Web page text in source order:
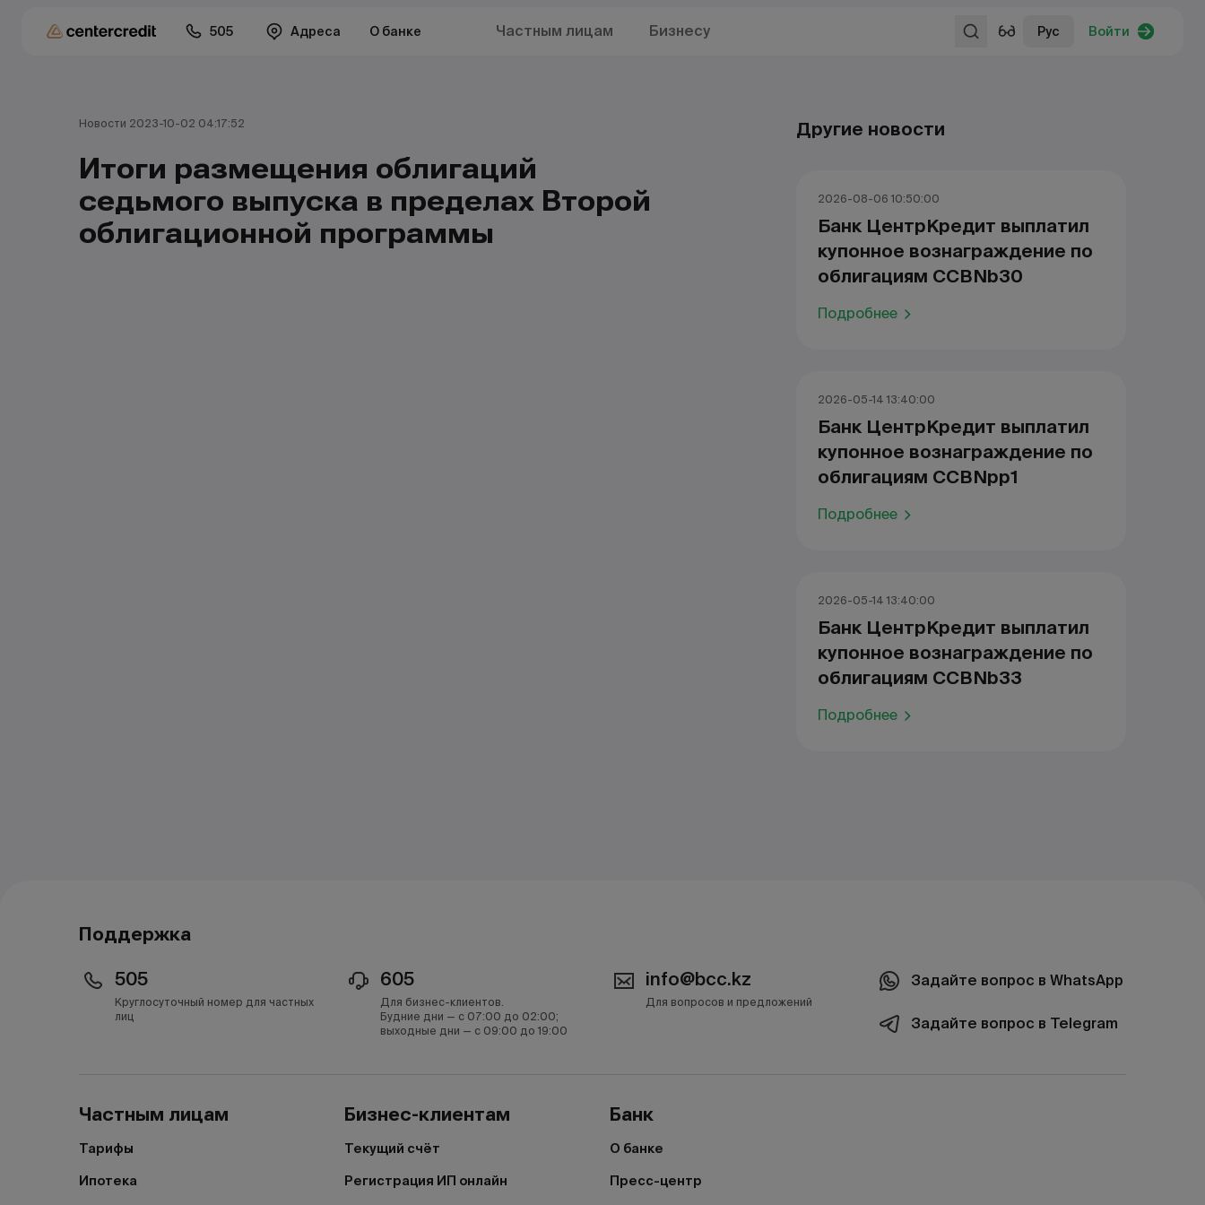
505 Адреса О банке Частным лицам Бизнесу Рус Войти
Новости 2023-10-02 04:17:52
Итоги размещения облигаций
седьмого выпуска в пределах Второй
облигационной программы
Другие новости
2026-08-06 10:50:00
Банк ЦентрКредит выплатил
купонное вознаграждение по
облигациям CCBNb30
Подробнее
2026-05-14 13:40:00
Банк ЦентрКредит выплатил
купонное вознаграждение по
облигациям CCBNpp1
Подробнее
2026-05-14 13:40:00
Банк ЦентрКредит выплатил
купонное вознаграждение по
облигациям CCBNb33
Подробнее
Поддержка
505
Круглосуточный номер для частных
лиц
605
Для бизнес-клиентов.
Будние дни — с 07:00 до 02:00;
выходные дни — с 09:00 до 19:00
info@bcc.kz
Для вопросов и предложений
Задайте вопрос в WhatsApp
Задайте вопрос в Telegram
Частным лицам
Тарифы
Ипотека
Бизнес-клиентам
Текущий счёт
Регистрация ИП онлайн
Банк
О банке
Пресс-центр